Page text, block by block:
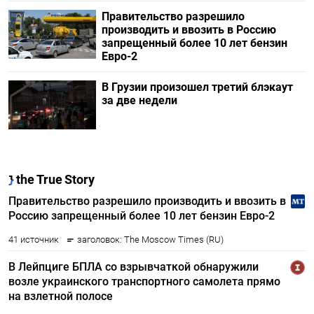
Правительство разрешило
производить и ввозить в Россию
запрещенный более 10 лет бензин
Евро-2
В Грузии произошел третий блэкаут
за две недели